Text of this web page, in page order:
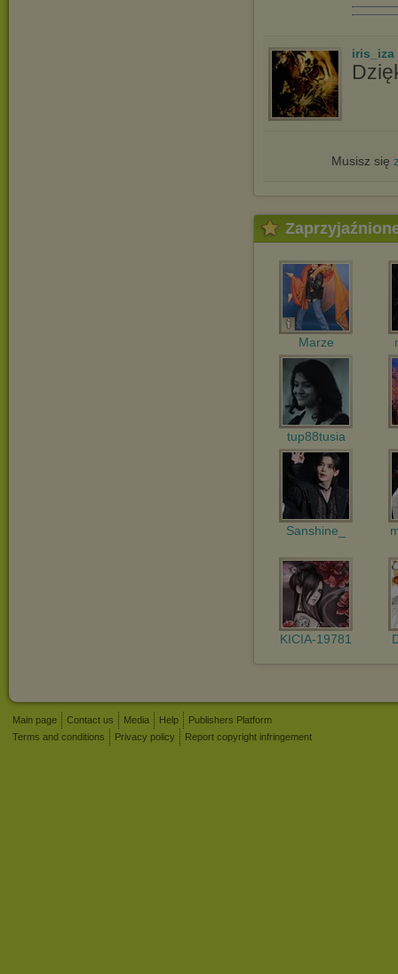
iris_iza
Musisz się
Marze
tup88tusia
Sanshine_
KICIA-19781
Main page Contact us Media Help
Publishers Platform
Terms and conditions
Privacy policy Report copyright infringement